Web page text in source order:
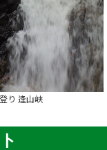
り 逢山峡